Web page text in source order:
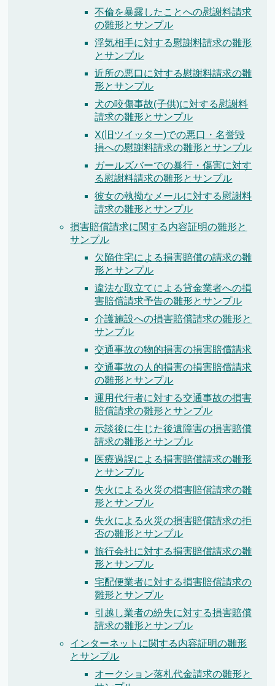
不倫を暴露したことへの慰謝料請求
の雛形とサンプル
浮気相手に対する慰謝料請求の雛形
とサンプル
近所の悪口に対する慰謝料請求の雛
形とサンプル
犬の咬傷事故(子供)に対する慰謝料
請求の雛形とサンプル
X(旧ツイッター)での悪口・名誉毀
損への慰謝料請求の雛形とサンプル
ガールズバーでの暴行・傷害に対す
る慰謝料請求の雛形とサンプル
彼女の執拗なメールに対する慰謝料
請求の雛形とサンプル
損害賠償請求に関する内容証明の雛形と
サンプル
欠陥住宅による損害賠償の請求の雛
形とサンプル
違法な取立てによる貸金業者への損
害賠償請求予告の雛形とサンプル
介護施設への損害賠償請求の雛形と
サンプル
交通事故の物的損害の損害賠償請求
交通事故の人的損害の損害賠償請求
の雛形とサンプル
運用代行者に対する交通事故の損害
賠償請求の雛形とサンプル
示談後に生じた後遺障害の損害賠償
請求の雛形とサンプル
医療過誤による損害賠償請求の雛形
とサンプル
失火による火災の損害賠償請求の雛
形とサンプル
失火による火災の損害賠償請求の拒
否の雛形とサンプル
旅行会社に対する損害賠償請求の雛
形とサンプル
宅配便業者に対する損害賠償請求の
雛形とサンプル
引越し業者の紛失に対する損害賠償
請求の雛形とサンプル
インターネットに関する内容証明の雛形
とサンプル
オークション落札代金請求の雛形と